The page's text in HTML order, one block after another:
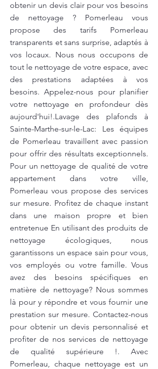
obtenir un devis clair pour vos besoins
de nettoyage ? Pomerleau vous
propose des tarifs Pomerleau
transparents et sans surprise, adaptés à
vos locaux. Nous nous occupons de
tout le nettoyage de votre espace, avec
des prestations adaptées à vos
besoins. Appelez-nous pour planifier
votre nettoyage en profondeur dès
aujourd'hui!.Lavage des plafonds à
Sainte-Marthe-sur-le-Lac: Les équipes
de Pomerleau travaillent avec passion
pour offrir des résultats exceptionnels.
Pour un nettoyage de qualité de votre
appartement dans votre ville,
Pomerleau vous propose des services
sur mesure. Profitez de chaque instant
dans une maison propre et bien
entretenue En utilisant des produits de
nettoyage écologiques, nous
garantissons un espace sain pour vous,
vos employés ou votre famille. Vous
avez des besoins spécifiques en
matière de nettoyage? Nous sommes
là pour y répondre et vous fournir une
prestation sur mesure. Contactez-nous
pour obtenir un devis personnalisé et
profiter de nos services de nettoyage
de qualité supérieure !. Avec
Pomerleau, chaque nettoyage est un